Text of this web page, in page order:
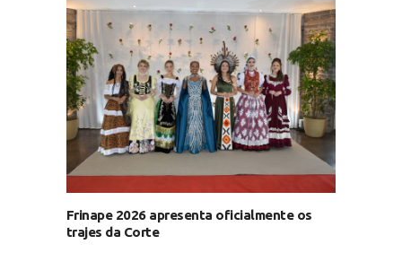
Frinape 2026 apresenta oficialmente os
trajes da Corte